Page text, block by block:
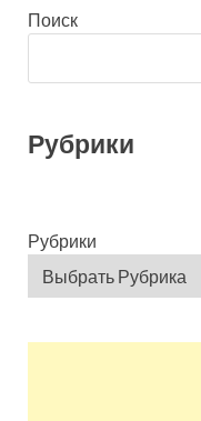
Поиск
Рубрики
Рубрики